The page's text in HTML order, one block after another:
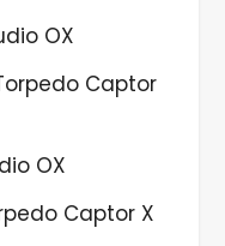
OX
Captor
OX
Captor X